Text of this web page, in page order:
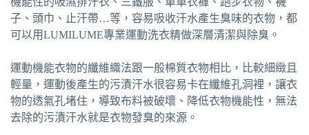
子、頭巾、止汗帶…等，容易吸收汗水產生臭味的衣物，都
可以用LUMILUME專業運動洗衣精做深層清潔與除臭。
運動機能衣物的纖維織法跟一般棉質衣物相比，比較細緻且
輕量，運動後產生的污漬汗水很容易卡在纖維孔洞裡，讓衣
物的透氣孔堵住，導致布料被破壞、降低衣物機能性，無法
去除的污漬汗水就是衣物發臭的來源。